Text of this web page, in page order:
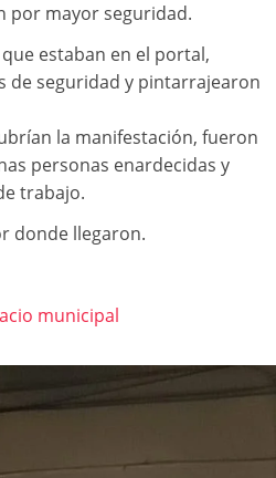
por mayor seguridad.
estaban en el portal,
de seguridad y pintarrajearon
la manifestación, fueron
personas enardecidas y
trabajo.
donde llegaron.
municipal